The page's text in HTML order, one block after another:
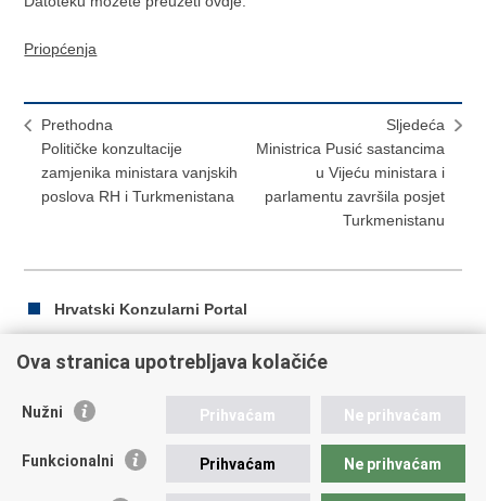
Priopćenja
Prethodna
Političke konzultacije
zamjenika ministara vanjskih
poslova RH i Turkmenistana
Sljedeća
Ministrica Pusić sastancima
u Vijeću ministara i
parlamentu završila posjet
Turkmenistanu
Hrvatski Konzularni Portal
Ispiši
Podijeli
Facebooku
Twitteru
Republika Hrvatska
Ova stranica upotrebljava kolačiće
Nužni Prihvaćam Ne prihvaćam
Funkcionalni Prihvaćam Ne prihvaćam